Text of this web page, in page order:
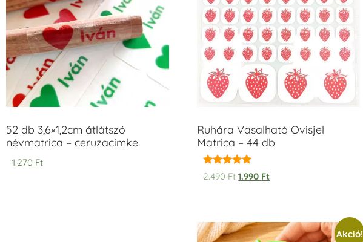
52 db 3,6×1,2cm átlátszó
névmatrica – ceruzacímke
1.270 Ft
Ruhára Vasalható Ovisjel
Matrica – 44 db
Értékelés:
5.00
2.490Ft 1.990 Ft
Akció!